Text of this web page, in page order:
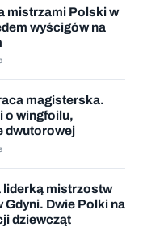
mistrzami Polski w
wyścigów na
magisterska.
o wingfoilu,
dwutorowej
liderką mistrzostw
Gdyni. Dwie Polki na
dziewcząt